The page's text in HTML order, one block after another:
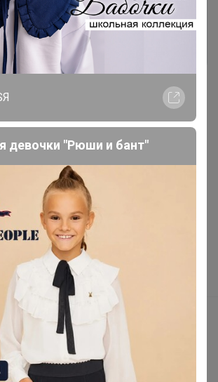
Зарегистрироваться
девочки "Рюши и бант"